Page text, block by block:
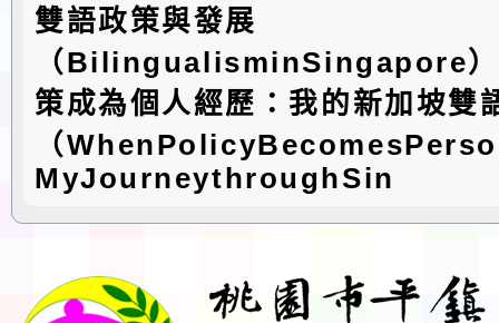
雙語政策與發展
（BilingualisminSingapore）
策成為個人經歷：我的新加坡雙
（
MyJourneythroughSin